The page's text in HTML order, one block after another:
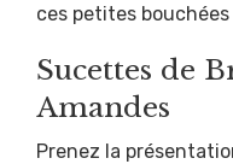
ces petites
Sucettes de
Amandes
Prenez la